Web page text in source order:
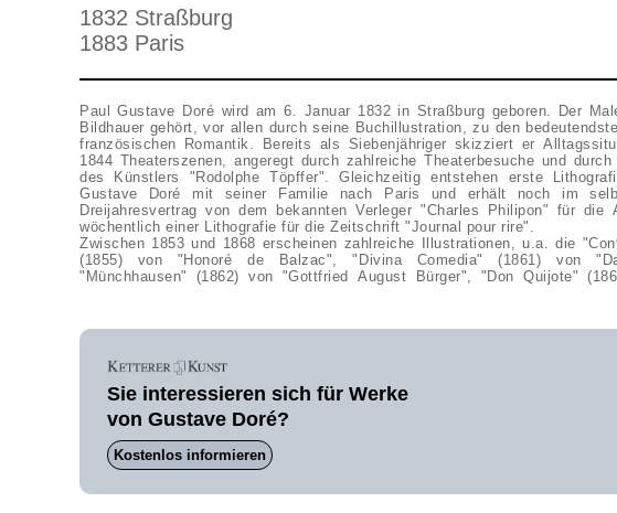
1832 Straßburg
1883 Paris
Paul Gustave Doré wird am 6. Januar 1832 in Straßburg geboren. Der
Bildhauer gehört, vor allen durch seine Buchillustration, zu den
französischen Romantik. Bereits als Siebenjähriger skizziert er
1844 Theaterszenen, angeregt durch zahlreiche Theaterbesuche und
des Künstlers "Rodolphe Töpffer". Gleichzeitig entstehen erste
Gustave Doré mit seiner Familie nach Paris und erhält noch im
Dreijahresvertrag von dem bekannten Verleger "Charles Philipon" für die
wöchentlich einer Lithografie für die Zeitschrift "Journal pour rire".
Zwischen 1853 und 1868 erscheinen zahlreiche Illustrationen, u.a. die
(1855) von "Honoré de Balzac", "Divina Comedia" (1861) von
"Münchhausen" (1862) von "Gottfried August Bürger", "Don Quijote"
Sie interessieren sich für Werke
von Gustave Doré?
Kostenlos informieren